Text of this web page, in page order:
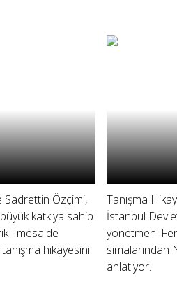
Sadrettin Özçimi,
katkıya sahip
i mesaide
hikayesini
Tanışma
İstanbul
yönetmeni
simalarından
anlatıyor.